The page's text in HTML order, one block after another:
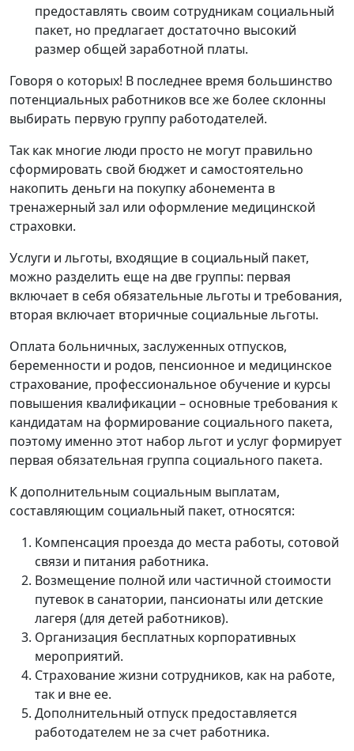
предоставлять своим сотрудникам социальный
пакет, но предлагает достаточно высокий
размер общей заработной платы.
Говоря о которых! В последнее время большинство
потенциальных работников все же более склонны
выбирать первую группу работодателей.
Так как многие люди просто не могут правильно
сформировать свой бюджет и самостоятельно
накопить деньги на покупку абонемента в
тренажерный зал или оформление медицинской
страховки.
Услуги и льготы, входящие в социальный пакет,
можно разделить еще на две группы: первая
включает в себя обязательные льготы и требования,
вторая включает вторичные социальные льготы.
Оплата больничных, заслуженных отпусков,
беременности и родов, пенсионное и медицинское
страхование, профессиональное обучение и курсы
повышения квалификации – основные требования к
кандидатам на формирование социального пакета,
поэтому именно этот набор льгот и услуг формирует
первая обязательная группа социального пакета.
К дополнительным социальным выплатам,
составляющим социальный пакет, относятся:
Компенсация проезда до места работы, сотовой
связи и питания работника.
Возмещение полной или частичной стоимости
путевок в санатории, пансионаты или детские
лагеря (для детей работников).
Организация бесплатных корпоративных
мероприятий.
Страхование жизни сотрудников, как на работе,
так и вне ее.
Дополнительный отпуск предоставляется
работодателем не за счет работника.